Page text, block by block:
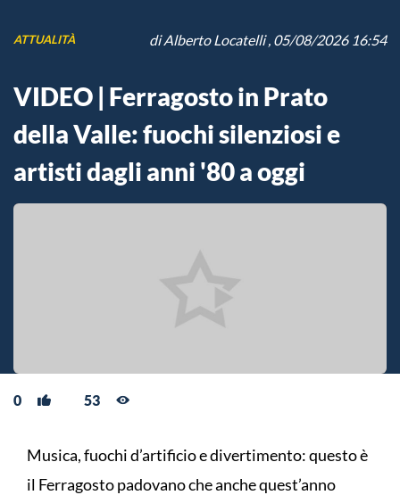
ATTUALITÀ diAlberto Locatelli , 05/08/2026 16:54
VIDEO | Ferragosto in Prato
della Valle: fuochi silenziosi e
artisti dagli anni '80 a oggi
0 53
Musica, fuochi d’artificio e divertimento: questo è
il Ferragosto padovano che anche quest’anno